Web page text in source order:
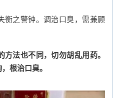
衡之警钟。调治口臭，需兼顾
法也不同，切勿胡乱用药。
根治口臭。